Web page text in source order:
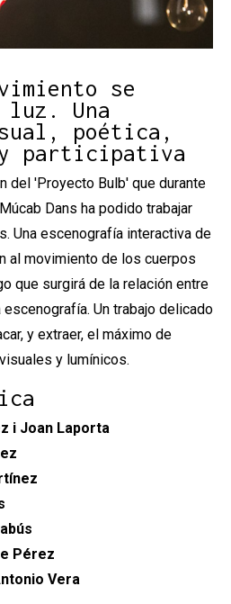
se
luz. Una
poética,
participativa
del 'Proyecto Bulb' que durante
Dans ha podido trabajar
Una escenografía interactiva de
al movimiento de los cuerpos
que surgirá de la relación entre
Un trabajo delicado
y extraer, el máximo de
y lumínicos.
i Joan Laporta
Pérez
Vera